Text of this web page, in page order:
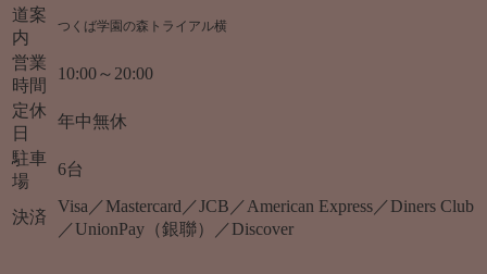
道案
内
つくば学園の森トライアル横
営業
時間
10:00～20:00
定休
日
年中無休
駐車
場
6台
決済
Visa／Mastercard／JCB／American Express／Diners Club
／UnionPay（銀聯）／Discover